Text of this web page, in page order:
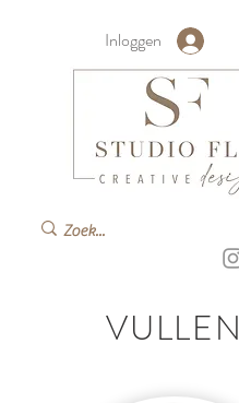
Inloggen
VULLEN